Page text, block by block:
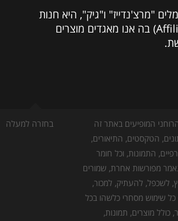
"מרצ'נדייז" ו"גיק", היא חנות
תכנית שותפים (Affiliate) בה אנו מאגדים מוצרים
בחזרה למעלה
הרוחני המופיעים באתר זה
הטקסטים, התיאורים,
התמונות, וכל חומר
מפורשות אחרת, שמורים
לשכפל, להעתיק, למכור,
שימוש מסחרי כלשהו בכל
מוצרים, תמונות,